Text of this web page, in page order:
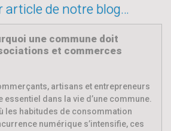
article de notre blog…
une commune doit
et commerces
artisans et entrepreneurs
essentiel dans la vie d’une commune.
les habitudes de consommation
numérique s’intensifie, ces